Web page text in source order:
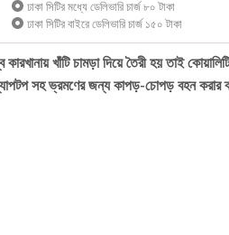
ঢাকা সিটির মধ্যে ডেলিভারি চার্জ ৮০ টাকা
ঢাকা সিটির বাইরে ডেলিভারি চার্জ ১৫০ টাকা
খাঁটি চামড়া দিয়ে তৈরী হয় তাই
সহ ভ্রমণের জন্য কাপড়-চোপড় বহন